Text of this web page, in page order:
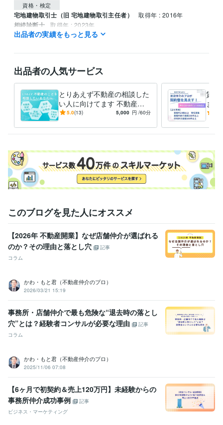
資格・検定
宅地建物取引士（旧 宅地建物取引主任者） 取得年 : 2016年
相続診断士 取得年 : 2023年
遺品整理士 取得年 : 2023年
得意分野
不動産
出品者の実績をもっと見る
出品者の人気サービス
とりあえず不動産の相談した
い人に向けてます 不動産関
係の事であればなんでも相談
5.0(13) 5,000 円 /60分
賃貸
ま
や原
このブログを見た人にオススメ
【2026年 不動産開業】なぜ店舗仲介が選ばれる
のか？その理由と落とし穴
記事
コラム
かわ・もと君（不動産仲介のプロ）
2026/03/21 15:19
事務所・店舗仲介で最も危険な“退去時の落とし
穴”とは？経験者コンサルが必要な理由
記事
コラム
かわ・もと君（不動産仲介のプロ）
2025/11/06 07:08
【6ヶ月で初契約＆売上120万円】未経験からの
事務所仲介成功事例
記事
ビジネス・マーケティング